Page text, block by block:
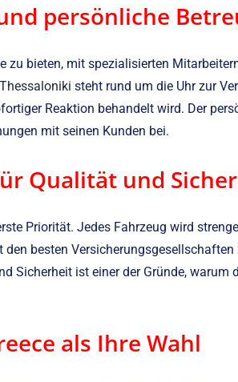
persönliche
zu bieten, mit spezialisierten
Thessaloniki steht rund um die Uhr zur
Reaktion behandelt wird. Der
mit seinen Kunden bei.
Qualität und
Priorität. Jedes Fahrzeug wird
besten
ist einer der Gründe, warum
als Ihre Wahl